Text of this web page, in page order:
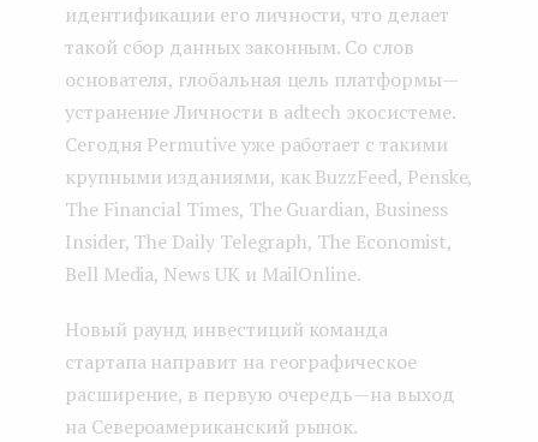
идентификации его личности, что делает
такой сбор данных законным. Со слов
основателя, глобальная цель платформы —
устранение Личности в adtech экосистеме.
Сегодня Permutive уже работает с такими
крупными изданиями, как BuzzFeed, Penske,
The Financial Times, The Guardian, Business
Insider, The Daily Telegraph, The Economist,
Bell Media, News UK и MailOnline.
Новый раунд инвестиций команда
стартапа направит на географическое
расширение, в первую очередь — на выход
на Североамериканский рынок.